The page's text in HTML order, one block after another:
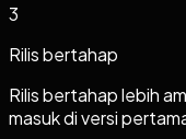
3
Rilis bertahap
Rilis bertahap lebih
masuk di versi